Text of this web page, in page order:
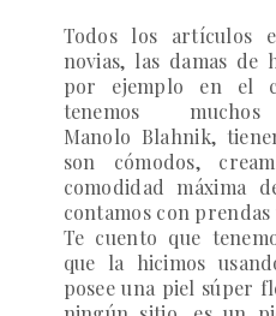
Todos los artículos
novias, las damas de
por ejemplo en el
tenemos
Manolo Blahnik,
son cómodos,
comodidad máxima
contamos con prendas
Te cuento que
que la hicimos
posee una piel súper